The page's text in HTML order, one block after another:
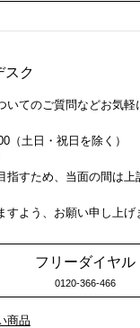
スク
いてのご質問などお気軽
（土日・祝日を除く）
指すため、当面の間は上
よう、お願い申し上げ
フリーダイヤル
0120-366-466
商品